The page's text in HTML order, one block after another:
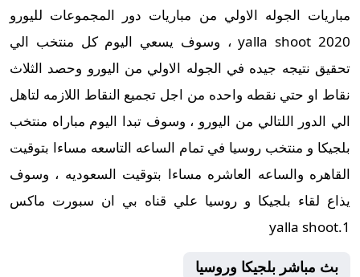
مباريات الجوله الاولي من مباريات دور المجموعات لليورو
2020 yalla shoot ، وسوف يسعي اليوم كل منتخب الي
تحقيق نتيجه جيده في الجوله الاولي من اليورو وحصد الثلاث
نقاط او حتي نقطه واحده من اجل تجميع النقاط اللازمه لتاهل
الي الدور اللتالي من اليورو ، وسوف تبدا اليوم مباراه منتخب
بلجيكا و منتخب روسيا في تمام الساعه التاسعه مساءا بتوقيت
القاهره والساعه العاشره مساءا بتوقيت السعوديه ، وسوف
يذاع لقاء بلجيكا و روسيا علي قناه بي ان سبورت ماكس
1.yalla shoot
بث مباشر بلجيكا وروسيا